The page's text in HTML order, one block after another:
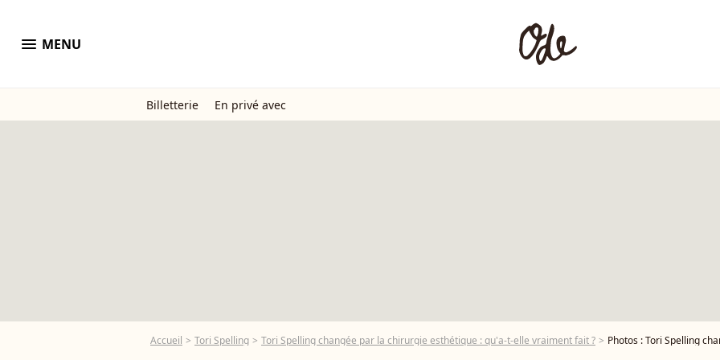
menu MENU
Billetterie En privé avec
Accueil Tori Spelling Tori Spelling changée par la chirurgie esthétique : qu'a-t-elle vraiment fait ? Photos : Tori Spelling